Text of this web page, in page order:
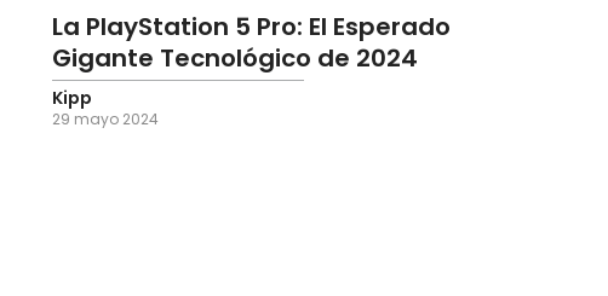
La PlayStation 5 Pro: El Esperado
Gigante Tecnológico de 2024
Kipp
29 mayo 2024